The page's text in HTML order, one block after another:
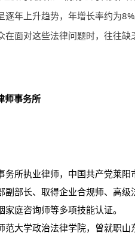
逐年上升趋势，年增长率约为
在面对这些法律问题时，往往
师事务所
务所执业律师，中国共产党莱
副部长、取得企业合规师、高
庭咨询师等多项技能认证。
范大学政治法律学院，曾就职